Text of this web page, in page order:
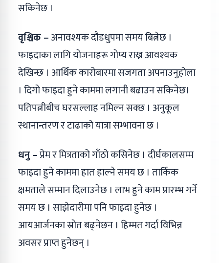
सकिनेछ ।
वृश्चिक –अनावश्यक दौडधुपमा समय बित्नेछ ।
फाइदाका लागि योजनाहरू गोप्य राख्न आवश्यक
देखिन्छ । आर्थिक कारोबारमा सजगता अपनाउनुहोला
। दिगो फाइदा हुने काममा लगानी बढाउन सकिनेछ।
पतिपत्नीबीच घरसल्लाह नमिल्न सक्छ । अनुकूल
स्थानान्तरण र टाढाको यात्रा सम्भावना छ ।
धनु –प्रेम र मित्रताको गाँठो कसिनेछ । दीर्घकालसम्म
फाइदा हुने काममा हात हाल्ने समय छ । तार्किक
क्षमताले सम्मान दिलाउनेछ । लाभ हुने काम प्रारम्भ गर्ने
समय छ । साझेदारीमा पनि फाइदा हुनेछ ।
आयआर्जनका स्रोत बढ्नेछन । हिम्मत गर्दा विभिन्न
अवसर प्राप्त हुनेछन् ।